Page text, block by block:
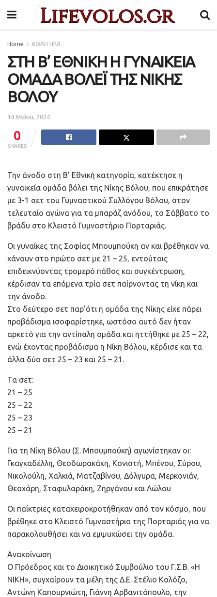
Home ΑΘΛΗΤΙΚΑ
ΣΤΗ Β’ ΕΘΝΙΚΗ Η ΓΥΝΑΙΚΕΙΑ
ΟΜΑΔΑ ΒΟΛΕΪ ΤΗΣ ΝΙΚΗΣ
ΒΟΛΟΥ
14 Μαΐου, 2024
0
SHARES
Την άνοδο στη Β’ Εθνική κατηγορία, κατέκτησε η
γυναικεία ομάδα βόλεϊ της Νίκης Βόλου, που επικράτησε
με 3-1 σετ του Γυμναστικού Συλλόγου Βόλου, στον
τελευταίο αγώνα για τα μπαράζ ανόδου, το Σάββατο το
βράδυ στο Κλειστό Γυμναστήριο Πορταριάς.
Οι γυναίκες της Σοφίας Μπουμπούκη αν και βρέθηκαν να
χάνουν στο πρώτο σετ με 21 – 25, εντούτοις
επιδεικνύοντας τρομερό πάθος και συγκέντρωση,
κέρδισαν τα επόμενα τρία σετ παίρνοντας τη νίκη και
την άνοδο.
Στο δεύτερο σετ παρ’ότι η ομάδα της Νίκης είχε πάρει
προβάδισμα ισοφαρίστηκε, ωστόσο αυτό δεν ήταν
αρκετό για την αντίπαλη ομάδα και ηττήθηκε με 25 – 22,
ενώ έχοντας προβάδισμα η Νίκη Βόλου, κέρδισε και τα
άλλα δύο σετ 25 – 23 και 25 – 21.
Τα σετ:
21 – 25
25 – 22
25 – 23
25 – 21
Για τη Νίκη Βόλου (Σ. Μπουμπούκη) αγωνίστηκαν οι:
Γκαγκαδέλλη, Θεοδωρακάκη, Κονιστή, Μπένου, Σύρου,
Νικολούλη, Χαλκιά, Ματζαβίνου, Δόλγυρα, Μερκονιάν,
Θεοχάρη, Σταφυλαράκη, Ζηργάνου και Λώλου
Οι παίκτριες καταχειροκροτήθηκαν από τον κόσμο, που
βρέθηκε στο Κλειστό Γυμναστήριο της Πορταριάς για να
παρακολουθήσει και να εμψυχώσει την ομάδα.
Ανακοίνωση
Ο Πρόεδρος και το Διοικητικό Συμβούλιο του Γ.Σ.Β. «Η
ΝΙΚΗ», συγχαίρουν τα μέλη της Δ.Ε. Στέλιο Κολόζο,
Αντώνη Καπουρνιώτη, Γιάννη Αρβανιτόπουλο, την